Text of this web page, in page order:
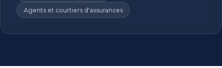
Agents et courtiers d'assurances